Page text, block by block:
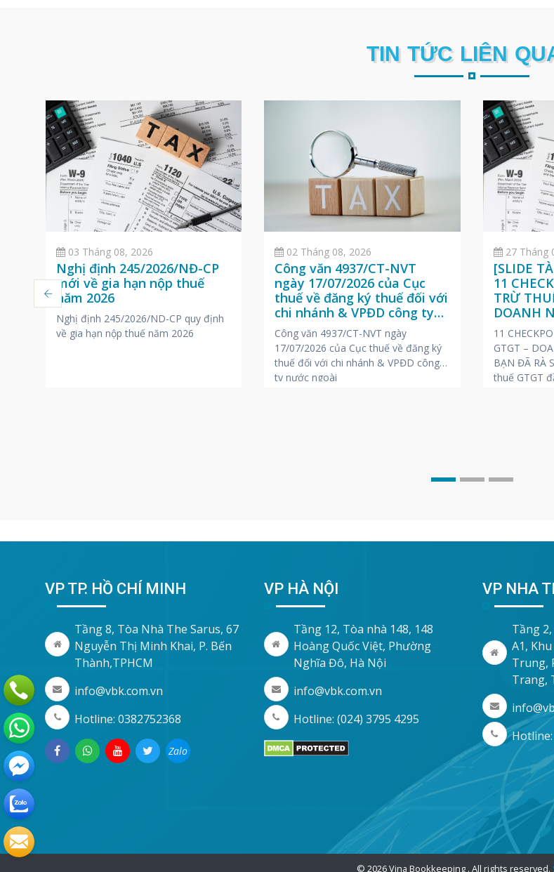
TIN TỨC LIÊN
03 Tháng 08, 2026
Nghị định 245/2026/NĐ-CP
mới về gia hạn nộp thuế
năm 2026
Nghị định 245/2026/ND-CP quy định
về gia hạn nộp thuế năm 2026
02 Tháng 08, 2026
Công văn 4937/CT-NVT
ngày 17/07/2026 của Cục
thuế về đăng ký thuế đối với
chi nhánh & VPĐD công ty
nước ngoài
Công văn 4937/CT-NVT ngày
17/07/2026 của Cục thuế về đăng ký
thuế đối với chi nhánh & VPĐD công
ty nước ngoài
27 Tháng
[SLIDE
11
TRỪ
DOANH
ANH –
11
GTGT –
BẠN ĐÃ RÀ
thuế GTGT
VP TP. HỒ CHÍ MINH
Tầng 8, Tòa Nhà The Sarus, 67
Nguyễn Thị Minh Khai, P. Bến
Thành,TPHCM
info@vbk.com.vn
Hotline: 0382752368
Zalo
VP HÀ NỘI
Tầng 12, Tòa nhà 148, 148
Hoàng Quốc Việt, Phường
Nghĩa Đô, Hà Nội
info@vbk.com.vn
Hotline: (024) 3795 4295
VP NHA
Tầng
A1,
Trung,
Trang,
© 2026 Vina Bookkeeping . All rights reserved.